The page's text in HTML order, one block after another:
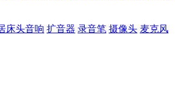
床头音响 扩音器 录音笔 摄像头 麦克风